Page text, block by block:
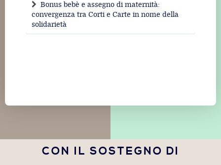
Bonus bebè e assegno di maternità:
convergenza tra Corti e Carte in nome della
solidarietà
CON IL SOSTEGNO DI